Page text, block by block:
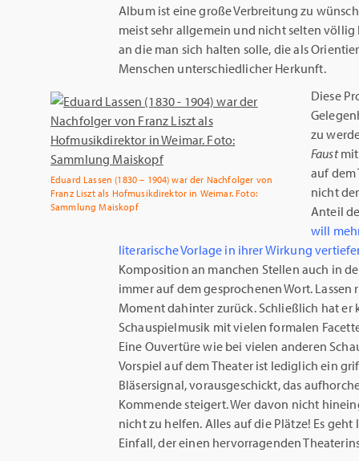
Album ist eine große Verbreitung zu
meist sehr allgemein und nicht selten
an die man sich halten solle, die als
Menschen unterschiedlicher Herkunft.
Eduard Lassen (1830 – 1904) war der Nachfolger von
Franz Liszt als Hofmusikdirektor in Weimar. Foto:
Sammlung Maiskopf
Diese
zu
Faustmit
auf dem
nicht
Anteil
will
literarische Vorlage in ihrer Wirkung
Komposition an manchen Stellen auch in
immer auf dem gesprochenen Wort.
Moment dahinter zurück. Schließlich hat er
Schauspielmusik mit vielen formalen
Eine Ouvertüre wie bei vielen anderen
Vorspiel auf dem Theater ist lediglich ein
Bläsersignal, vorausgeschickt, das
Kommende steigert. Wer davon nicht
nicht zu helfen. Alles auf die Plätze! Es
Einfall, der einen hervorragenden